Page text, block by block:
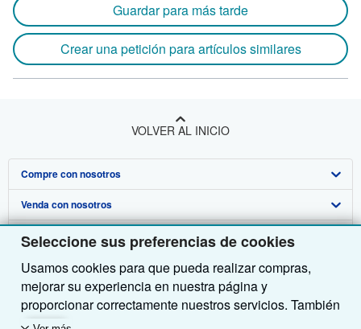
Seleccione sus preferencias de cookies
Usamos cookies para que pueda realizar compras,
mejorar su experiencia en nuestra página y
proporcionar correctamente nuestros servicios. También
utilizamos cookies para comprender el modo en que los
Guardar para más tarde
Crear una petición para artículos similares
VOLVER AL INICIO
Compre con nosotros
Búsqueda avanzada
Colecciones
Mi cuenta
Mis pedidos
Venda con nosotros
Comenzar a vender
Únase a nuestro programa de afiliados
Recomiende un vendedor
Sobre nosotros
Sobre IberLibro
Medios
Obtener Ayuda
Preguntas frecuentes y guías
Otras compañías de AbeBooks